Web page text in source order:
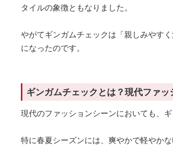
タイルの象徴ともなりました。
やがてギンガムチェックは「親しみやす
になったのです。
ギンガムチェックとは？現代ファ
現代のファッションシーンにおいても、
特に春夏シーズンには、爽やかで軽やかな